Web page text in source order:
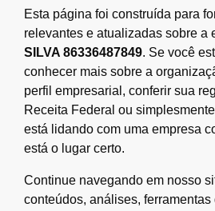
Esta página foi construída para
relevantes e atualizadas sobre a
SILVA 86336487849. Se você
conhecer mais sobre a
perfil empresarial, conferir sua
Receita Federal ou
está lidando com uma empresa
está o lugar certo.
Continue navegando em nosso
conteúdos, análises, ferramentas